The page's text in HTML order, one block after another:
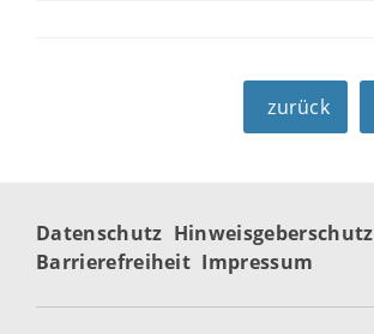
zurück
Datenschutz Hinweisgeberschutz
Barrierefreiheit Impressum